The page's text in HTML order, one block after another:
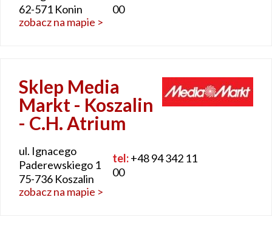
62-571 Konin
00
zobacz na mapie >
Sklep Media
Markt - Koszalin
- C.H. Atrium
ul. Ignacego
Paderewskiego 1
75-736 Koszalin
tel:+48 94 342 11
00
zobacz na mapie >